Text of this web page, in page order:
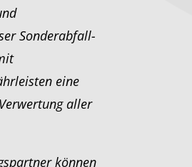
Sonderabfall-
eine
aller
können